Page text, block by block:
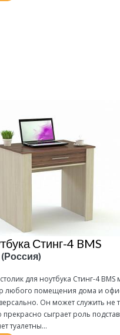
Стинг-4 BMS
для ноутбука Стинг-4 BMS
любого помещения дома и
Он может служить не
сыграет роль
туалетны...